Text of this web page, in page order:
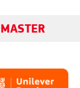
MASTER